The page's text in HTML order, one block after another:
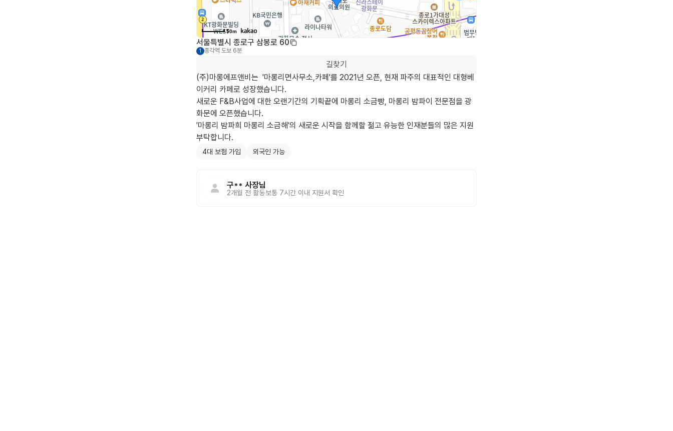
50m
서울특별시 종로구 삼봉로 60
1 종각역 도보 6분
길찾기
(주)마롱에프앤비는  '마롱리면사무소,카페'를 2021년 오픈, 현재 파주의 대표적인 대형베
이커리 카페로 성장했습니다.
새로운 F&B사업에 대한 오랜기간의 기획끝에 마롱리 소금빵, 마롱리 밤파이 전문점을 광
화문에 오픈했습니다.
'마롱리 밤파희 마롱리 소금해'의 새로운 시작을 함께할 젊고 유능한 인재분들의 많은 지원
부탁합니다.
4대 보험 가입 외국인 가능
구** 사장님
2개월 전 활동보통 7시간 이내 지원서 확인